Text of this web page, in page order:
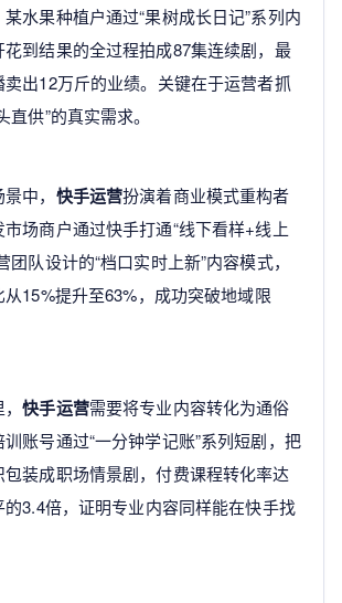
水果种植户通过“果树成长日记”系列内
到结果的全过程拍成87集连续剧，最
出12万斤的业绩。关键在于运营者抓
直供”的真实需求。
中， 快手运营扮演着商业模式重构者
场商户通过快手打通“线下看样+线上
团队设计的“档口实时上新”内容模式，
15%提升至63%，成功突破地域限
，快手运营需要将专业内容转化为通俗
账号通过“一分钟学记账”系列短剧，把
装成职场情景剧，付费课程转化率达
3.4倍，证明专业内容同样能在快手找